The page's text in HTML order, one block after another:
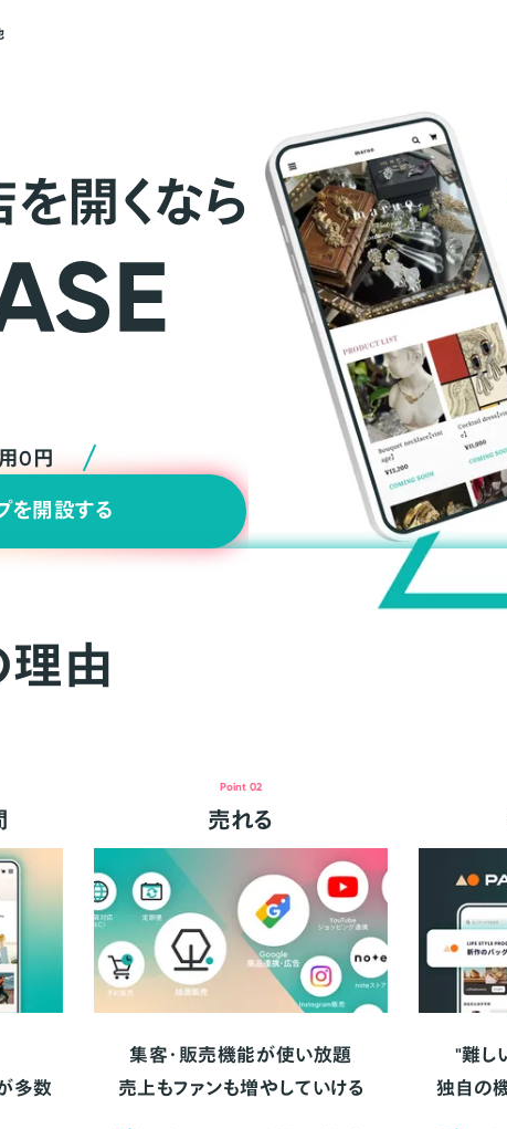
開くなら
0円
を開設する
理由
多数
Point 02
売れる
集客・販売機能が使い放題
売上もファンも増やしていける
"難し
独自の